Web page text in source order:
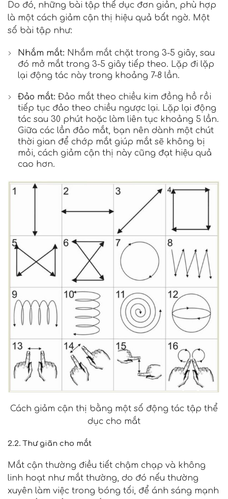
Do đó, những bài tập thể dục đơn giản, phù hợp
là một cách giảm cận thị hiệu quả bất ngờ. Một
số bài tập như:
Nhắm mắt: Nhắm mắt chặt trong 3-5 giây, sau
đó mở mắt trong 3-5 giây tiếp theo. Lặp đi lặp
lại động tác này trong khoảng 7-8 lần.
Đảo mắt: Đảo mắt theo chiều kim đồng hồ rồi
tiếp tục đảo theo chiều ngược lại. Lặp lại động
tác sau 30 phút hoặc làm liên tục khoảng 5 lần.
Giữa các lần đảo mắt, bạn nên dành một chút
thời gian để chớp mắt giúp mắt sẽ không bị
mỏi, cách giảm cận thị này cũng đạt hiệu quả
cao hơn.
Cách giảm cận thị bằng một số động tác tập thể
dục cho mắt
2.2. Thư giãn cho mắt
Mắt cận thường điều tiết chậm chạp và không
linh hoạt như mắt thường, do đó nếu thường
xuyên làm việc trong bóng tối, để ánh sáng mạnh